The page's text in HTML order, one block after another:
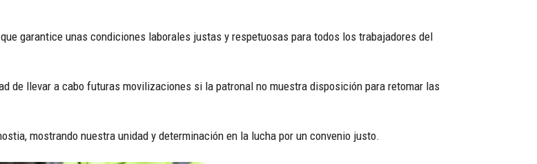
garantice unas condiciones laborales justas y respetuosas para todos los trabajadores del
de llevar a cabo futuras movilizaciones si la patronal no muestra disposición para retomar las
mostrando nuestra unidad y determinación en la lucha por un convenio justo.